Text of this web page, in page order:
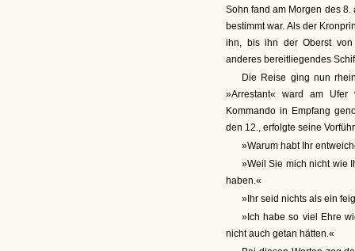
Sohn fand am Morgen des 8.
bestimmt war. Als der
ihn, bis ihn der Oberst
anderes bereitliegendes
Die Reise ging nun
»Arrestant« ward am Ufer
Kommando in Empfang
den 12., erfolgte seine
»Warum habt Ihr
»Weil Sie mich nicht wie
haben.«
»Ihr seid nichts als ein
»Ich habe so viel Ehre
nicht auch getan hätten.«